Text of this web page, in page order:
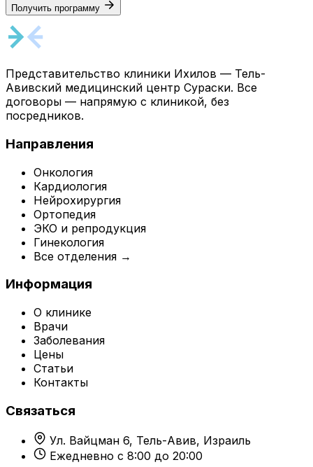
Получить программу
Представительство клиники Ихилов — Тель-
Авивский медицинский центр Сураски. Все
договоры — напрямую с клиникой, без
посредников.
Направления
Онкология
Кардиология
Нейрохирургия
Ортопедия
ЭКО и репродукция
Гинекология
Все отделения →
Информация
О клинике
Врачи
Заболевания
Цены
Статьи
Контакты
Связаться
Ул. Вайцман 6, Тель-Авив, Израиль
Ежедневно с 8:00 до 20:00